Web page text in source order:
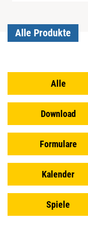
Alle Produkte
Alle
Download
Formulare
Kalender
Spiele